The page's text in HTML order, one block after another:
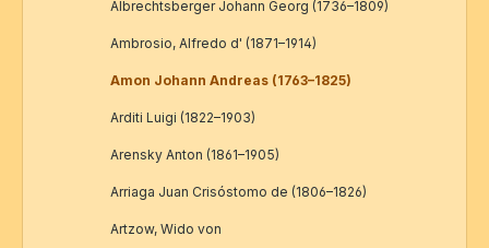
Albrechtsberger Johann Georg (1736–1809)
Ambrosio, Alfredo d' (1871–1914)
Amon Johann Andreas (1763–1825)
Arditi Luigi (1822–1903)
Arensky Anton (1861–1905)
Arriaga Juan Crisóstomo de (1806–1826)
Artzow, Wido von